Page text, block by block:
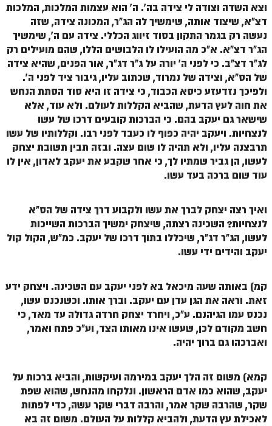
הזוהר הקדוש פרשת בהר למתחילים
הזוהר הקדוש פרשת בהר – מתקדמים
זוהר בחוקותי למתחילים
זוהר הקדוש בחוקותי למתקדמים
זוהר במדבר מתחילים
זוהר במדבר מתקדמים
זוהר נשא למתחילים
זוהר בהעלותך למתחילים
זוהר בהעלותך למתקדמים
זוהר שלח לך למתחילים
זוהר קורח למתחילים
זוהר קורח למתקדמים
חוקת למתחילים
זוהר בלק למתחילים
זוהר בלק למתקדמים
וצא השדה וצודה לי צידה בה'. ה' הוא עצמות המלכות, המלכות
דצ"א, שיצוד אותה, שימשיך לה הג"ר, המכונה צידה, שזה
נעשה רק בגמר התקון בסוד זיווג הכללי. צידה עם ה', שימשיך
הג"ר דצ"א. א"כ מה הועילו לו הלבושים הללו, שהם מועילים רק
לג"ר דצ"ב. כי לפני ה' יורה על ג"ר דג"ר, אור הפנים, שהיא צידה
של הס"א, וצידה של נמרוד, שכתוב עליו, גיבור ציד לפני ה'.
ולפיכך נזדעזע כיסא הכבוד, כי צידה זו היא סוד הסתת הנחש
את חוה לעץ הדעת, שהביא הקללות לעולם. ולא עוד, אלא
שישאר גם יעקב בהם. כי הברכות קובעים דרכו של עשו
לנצחיות. ויעקב יהיה כפוף לו כעבד לפני רבו. וקללותיו של עשו
תרבצנה עליו, ולא תהיה לו שום עצה. ובזה תבין תשובת יצחק
לעשו, הן גביר שמתיו לך, כי אחר שקבע את יעקב לאדון, אין לו
עוד שום ברכה בעד עשו.
ואיך רצה יצחק לברך את עשו ולקבוע דרך צידה של הס"א
לנצחיות? השכינה רצתה, שיצחק ימשיך הברכות השייכות
לעשו, הג"ר דג"ר, שיכללו בתוך דרכו של יעקב. כמ"ש, הקול קול
יעקב והידים ידי עשו.
קמ) באותה שעה מיכאל בא לפני יעקב עם השכינה. ויצחק ידע
זאת. וראה את הגן עדן עם יעקב. וברך אותו. וכשנכנס עשו,
נכנס עמו הגיהנם. ע"כ, ויחרד יצחק חרדה גדולה עד מאד, כי
חשב מקודם לכן, שעשו אינו מאותו הצד, וע"כ פתח ואמר,
ואברכהו גם ברוך יהיה.
קמא) משום זה הלך יעקב במירמה ועיקשות, והביא ברכות על
יעקב, שהוא כמו אדם הראשון. ונלקחו מהנחש, שהוא שפת
שקר, שהרבה שקר אמר, והרבה דברי שקר עשה, כדי לפתות
לאכילת עץ הדעת, ולהביא קללות על העולם. משום זה בא